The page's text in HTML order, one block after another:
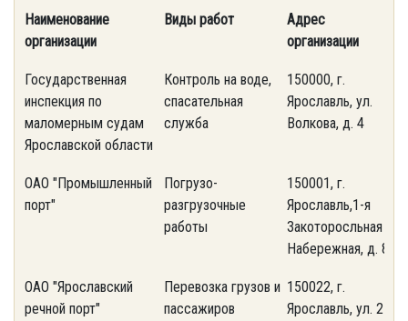
Наименование
организации
Виды работ
Адрес
организации
Государственная
инспекция по
маломерным судам
Ярославской области
Контроль на воде,
спасательная
служба
150000, г.
Ярославль, ул.
Волкова, д. 4
ОАО "Промышленный
порт"
Погрузо-
разгрузочные
работы
150001, г.
Ярославль,1-я
Закоторосльная
Набережная, д. 80
ОАО "Ярославский
речной порт"
Перевозка грузов и
пассажиров
150022, г.
Ярославль, ул. 2-я